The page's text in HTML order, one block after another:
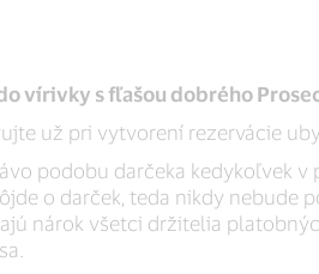
vírivky s fľašou dobrého
už pri vytvorení rezervácie
podobu darčeka kedykoľvek
o darček, teda nikdy nebude
nárok všetci držitelia